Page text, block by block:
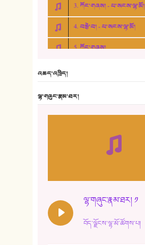
3. ཀོང་གཞས། - པ་སངས་ལྷ་མོ།
4. བརྩེ་བ། - པ་སངས་ལྷ་མོ།
5. ཀོང་གཞས།
10. ཆང་གཞས། ༣
འཆད་འཁྲིད།
ལྷ་གཞུང་རྣམ་ཐར།
ལྷ་གཞུང་རྣམ་ཐར། ༡
བོད་ལྗོངས་ལྷ་མོ་ཚོགས་པ།